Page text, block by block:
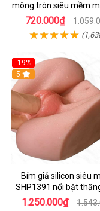
mông tròn siêu mềm
dẫn
720.000₫
-19%
Hot
5
Bím giả silicon siêu
SHP1391 nổi bật
hoàn hảo
1.250.000₫